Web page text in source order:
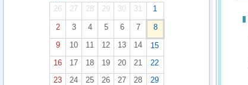
26
27 28 29 30 31 1
2 3 4 5 6 7
8
9
10 11 12 13 14
15
16
17 18 19 20 21
22
23
24 25 26 27 28
29